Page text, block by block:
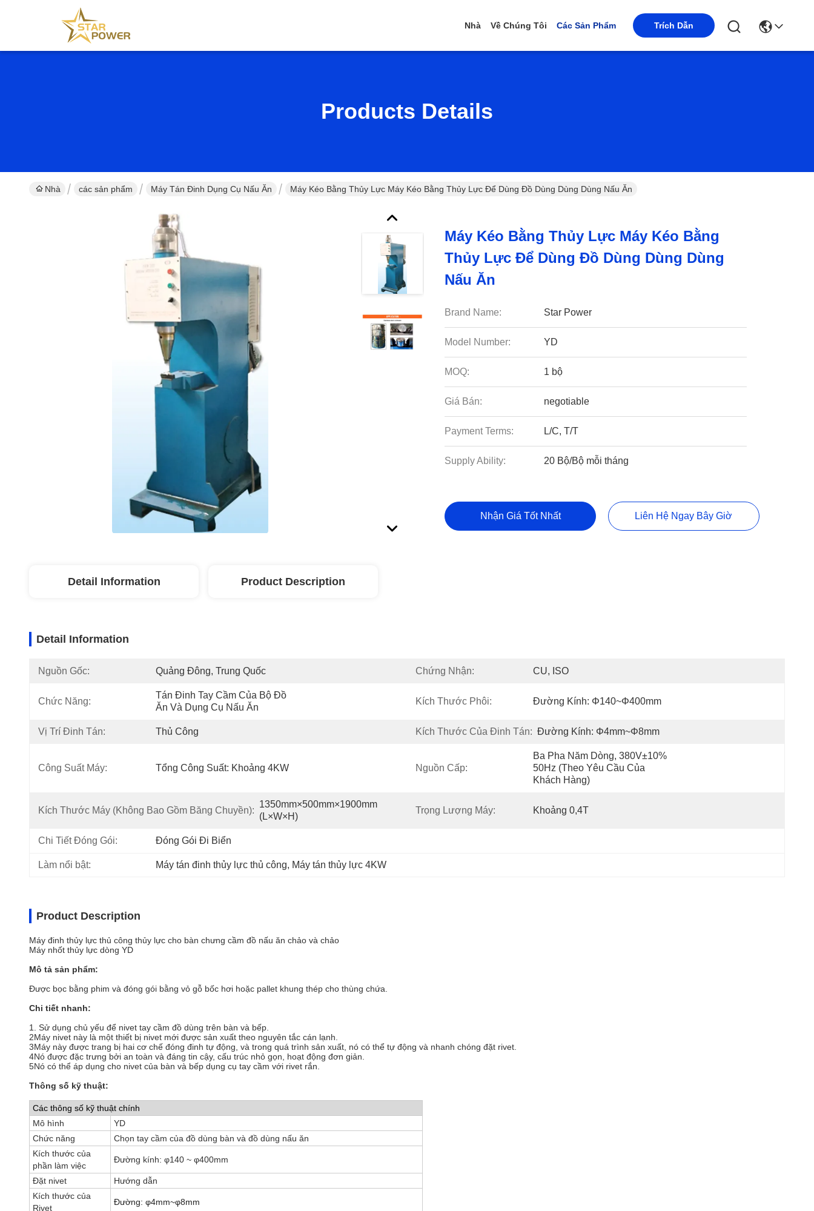
Nhà Về Chúng Tôi Các Sản Phẩm Trích Dẫn
Products Details
Nhà các sản phẩm Máy Tán Đinh Dụng Cụ Nấu Ăn Máy Kéo Bằng Thủy Lực Máy Kéo Bằng Thủy Lực Để Dùng Đồ Dùng Dùng Dùng Nấu Ăn
Máy Kéo Bằng Thủy Lực Máy Kéo Bằng
Thủy Lực Để Dùng Đồ Dùng Dùng Dùng
Nấu Ăn
Brand Name: Star Power
Model Number: YD
MOQ: 1 bộ
Giá Bán: negotiable
Payment Terms: L/C, T/T
Supply Ability: 20 Bộ/Bộ mỗi tháng
Nhận Giá Tốt Nhất Liên Hệ Ngay Bây Giờ
Detail Information Product Description
Detail Information
Nguồn Gốc: Quảng Đông, Trung Quốc Chứng Nhận: CU, ISO
Chức Năng:
Tán Đinh Tay Cầm Của Bộ Đồ
Ăn Và Dụng Cụ Nấu Ăn
Kích Thước Phôi: Đường Kính: Φ140~φ400mm
Vị Trí Đinh Tán: Thủ Công Kích Thước Của Đinh Tán: Đường Kính: Φ4mm~φ8mm
Công Suất Máy: Tổng Công Suất: Khoảng 4KW Nguồn Cấp:
Ba Pha Năm Dòng, 380V±10%
50Hz (Theo Yêu Cầu Của
Khách Hàng)
Kích Thước Máy (Không Bao Gồm Băng Chuyền):
1350mm×500mm×1900mm
(L×W×H)
Trọng Lượng Máy: Khoảng 0,4T
Chi Tiết Đóng Gói: Đóng Gói Đi Biển
Làm nổi bật: Máy tán đinh thủy lực thủ công, Máy tán thủy lực 4KW
Product Description
Máy đinh thủy lực thủ công thủy lực cho bàn chưng cầm đồ nấu ăn chảo và chảo
Máy nhốt thủy lực dòng YD
Mô tả sản phẩm:
Được bọc bằng phim và đóng gói bằng vỏ gỗ bốc hơi hoặc pallet khung thép cho thùng chứa.
Chi tiết nhanh:
1. Sử dụng chủ yếu để nivet tay cầm đồ dùng trên bàn và bếp.
2Máy nivet này là một thiết bị nivet mới được sản xuất theo nguyên tắc cán lạnh.
3Máy này được trang bị hai cơ chế đóng đinh tự động, và trong quá trình sản xuất, nó có thể tự động và nhanh chóng đặt rivet.
4Nó được đặc trưng bởi an toàn và đáng tin cậy, cấu trúc nhỏ gọn, hoạt động đơn giản.
5Nó có thể áp dụng cho nivet của bàn và bếp dụng cụ tay cầm với rivet rắn.
Thông số kỹ thuật:
Các thông số kỹ thuật chính
Mô hình
YD
Chức năng
Chọn tay cầm của đồ dùng bàn và đồ dùng nấu ăn
Kích thước của
phần làm việc
Đường kính: φ140 ~ φ400mm
Đặt nivet
Hướng dẫn
Kích thước của
Rivet
Đường: φ4mm~φ8mm